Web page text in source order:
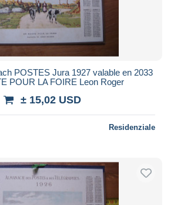
POSTES Jura 1927 valable en 2033
POUR LA FOIRE Leon Roger
± 15,02 USD
Residenziale